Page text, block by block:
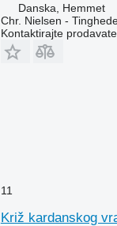
Danska, Hemmet
Chr. Nielsen -
Kontaktirajte
11
Križ kardanskog